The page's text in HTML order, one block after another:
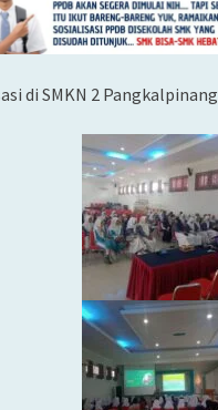
di SMKN 2 Pangkalpinang